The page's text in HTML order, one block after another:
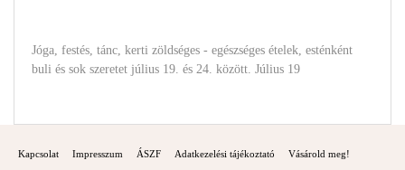
Jóga, festés, tánc, kerti zöldséges - egészséges ételek, esténként
buli és sok szeretet július 19. és 24. között. Július 19
Kapcsolat Impresszum ÁSZF Adatkezelési tájékoztató Vásárold meg!